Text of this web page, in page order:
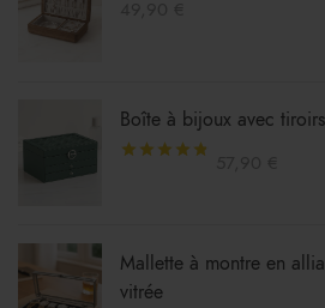
Boîte à bijoux avec
Mallette à montre en
vitrée